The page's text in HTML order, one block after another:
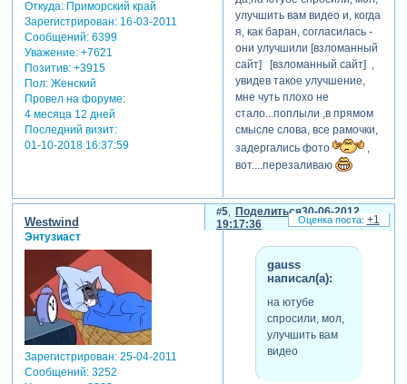
Откуда:Приморский край
Зарегистрирован: 16-03-2011
Сообщений:6399
Уважение: +7621
Позитив: +3915
Пол:Женский
Провел на форуме:
4 месяца 12 дней
Последний визит:
01-10-2018 16:37:59
улучшить вам видео и, когда
я, как баран, согласилась -
они улучшили [взломанный
сайт] [взломанный сайт] ,
увидев такое улучшение,
мне чуть плохо не
стало...поплыли ,в прямом
смысле слова, все рамочки,
задергались фото
,
вот....перезаливаю
Поделиться
5
30-06-2012
19:17:36
Westwind
Энтузиаст
Зарегистрирован: 25-04-2011
Сообщений:3252
gauss
написал(а):
на ютубе
спросили, мол,
улучшить вам
видео
+1